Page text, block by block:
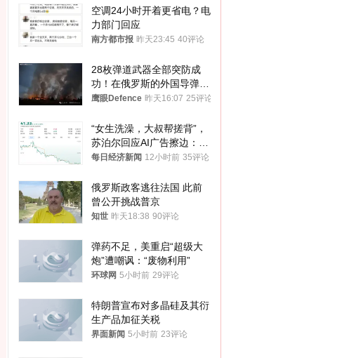
空调24小时开着更省电？电
力部门回应
南方都市报 昨天23:45 40评论
28枚弹道武器全部突防成
功！在俄罗斯的外国导弹发
射车都是合法打击目标
鹰眼Defence 昨天16:07 25评论
“女生洗澡，大叔帮搓背”，
苏泊尔回应AI广告擦边：视
频全下架，已强化内容管理
每日经济新闻 12小时前 35评论
俄罗斯政客逃往法国 此前
曾公开挑战普京
知世 昨天18:38 90评论
弹药不足，美重启“超级大
炮”遭嘲讽：“废物利用”
环球网 5小时前 29评论
特朗普宣布对多晶硅及其衍
生产品加征关税
界面新闻 5小时前 23评论